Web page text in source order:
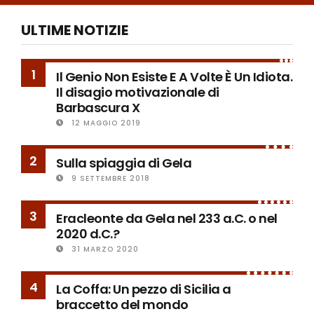
ULTIME NOTIZIE
1
Il Genio Non Esiste E A Volte È Un Idiota.
Il disagio motivazionale di
Barbascura X
12 MAGGIO 2019
2 Sulla spiaggia di Gela
9 SETTEMBRE 2018
3
Eracleonte da Gela nel 233 a.C. o nel
2020 d.C.?
31 MARZO 2020
4
La Coffa: Un pezzo di Sicilia a
braccetto del mondo